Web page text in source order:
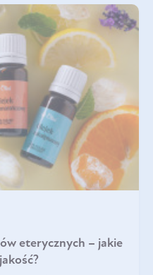
eterycznych – jakie